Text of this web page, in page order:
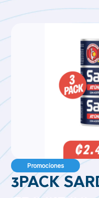
Promociones
3PACK